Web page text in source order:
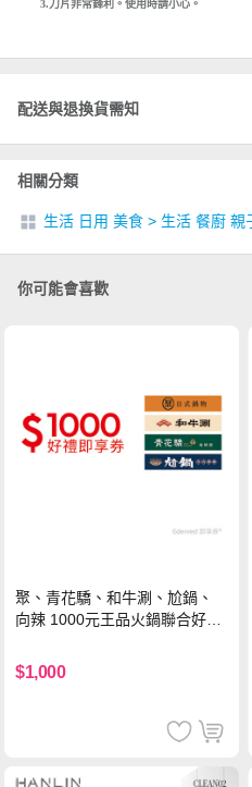
3.刀片非常鋒利。使用時請小心。
配送與退換貨需知
相關分類
生活 日用 美食 > 生活 餐廚 親
你可能會喜歡
聚、青花驕、和牛涮、尬鍋、
向辣 1000元王品火鍋聯合好禮
$1,000